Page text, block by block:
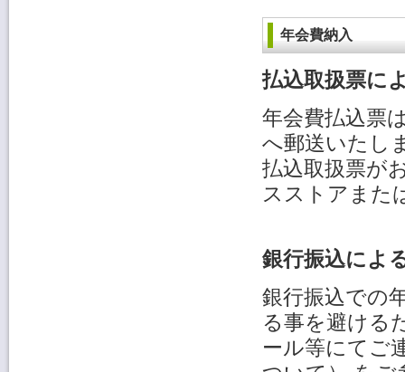
年会費納入
払込取扱票に
年会費払込票
へ郵送いたし
払込取扱票が
スストアまた
銀行振込によ
銀行振込での
る事を避ける
ール等にてご